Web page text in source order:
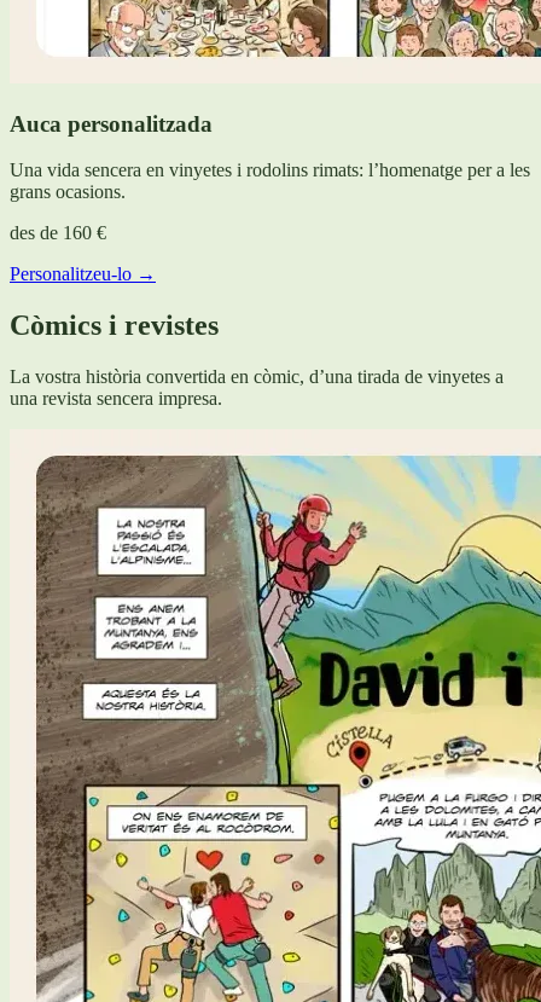
Auca personalitzada
Una vida sencera en vinyetes i rodolins rimats: l’homenatge per a les
grans ocasions.
des de 160 €
Personalitzeu-lo →
Còmics i revistes
La vostra història convertida en còmic, d’una tirada de vinyetes a
una revista sencera impresa.